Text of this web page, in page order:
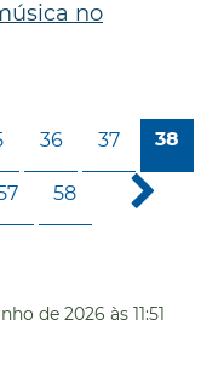
no
36 37 38
58
de 2026 às 11:51